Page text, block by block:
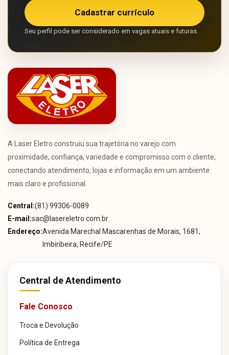
Cadastrar currículo
Seu perfil pode ser considerado em vagas atuais e futuras.
A Laser Eletro construiu sua trajetória no varejo com
proximidade, confiança, variedade e compromisso com o cliente,
conectando atendimento, lojas e informação em um ambiente
mais claro e profissional.
Central:(81) 99306-0089
E-mail:sac@lasereletro.com.br
Endereço:Avenida Marechal Mascarenhas de Morais, 1681,
Imbiribeira, Recife/PE
Central de Atendimento
Fale Conosco
Troca e Devolução
Política de Entrega